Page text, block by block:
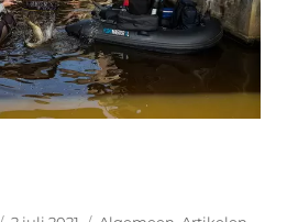
op roofvis in